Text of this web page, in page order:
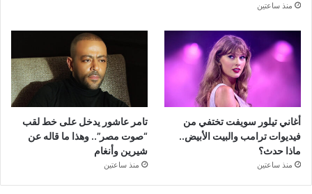
منذ ساعتين
أغاني تيلور سويفت تختفي من
فيديوات ترامب والبيت الأبيض..
ماذا حدث؟
منذ ساعتين
تامر عاشور يدخل على خط لقب
“صوت مصر”.. وهذا ما قاله عن
شيرين وأنغام
منذ ساعتين